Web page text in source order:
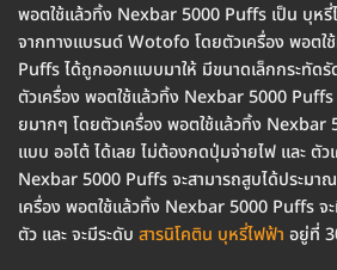
พอตใช้แล้วทิ้ง Nexbar 5000 Puffs เป็น บุห
จากทางแบรนด์ Wotofo โดยตัวเครื่อง พอตใ
Puffs ได้ถูกออกแบบมาให้ มีขนาดเล็กกระทัด
ตัวเครื่อง พอตใช้แล้วทิ้ง Nexbar 5000 Puffs
ยมากๆ โดยตัวเครื่อง พอตใช้แล้วทิ้ง Nexbar
แบบ ออโต้ ได้เลย ไม่ต้องกดปุ่มจ่ายไฟ และ ตัว
Nexbar 5000 Puffs จะสามารถสูบได้ประมา
เครื่อง พอตใช้แล้วทิ้ง Nexbar 5000 Puffs จ
ตัว และ จะมีระดับ สารนิโคติน บุหรี่ไฟฟ้า อยู่ที่